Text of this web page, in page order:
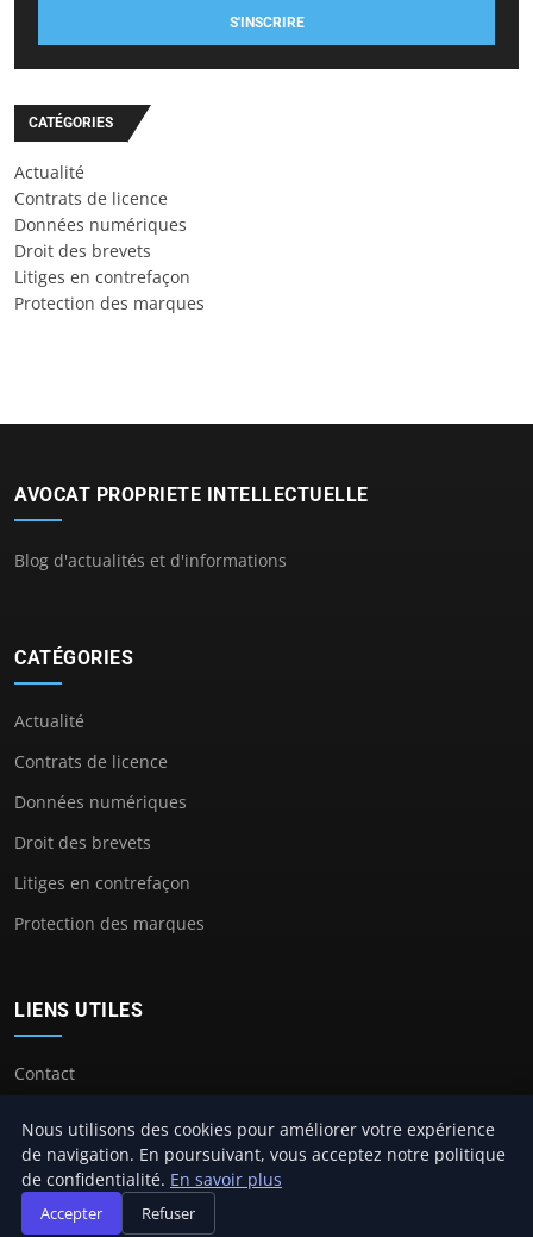
S'INSCRIRE
CATÉGORIES
Actualité
Contrats de licence
Données numériques
Droit des brevets
Litiges en contrefaçon
Protection des marques
AVOCAT PROPRIETE INTELLECTUELLE
Blog d'actualités et d'informations
CATÉGORIES
Actualité
Contrats de licence
Données numériques
Droit des brevets
Litiges en contrefaçon
Protection des marques
LIENS UTILES
Contact
© 2026 Avocat Propriete Intellectuelle. Tous droits réservés.
À proposMentions légales
Nous utilisons des cookies pour améliorer votre expérience
de navigation. En poursuivant, vous acceptez notre politique
de confidentialité. En savoir plus
Accepter Refuser